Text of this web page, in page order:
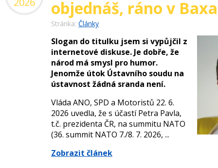
objednáš, ráno v
Stránka: Články
Slogan do titulku jsem si vypůjčil z
internetové diskuse. Je dobře, že
národ má smysl pro humor.
Jenomže útok Ústavního soudu na
ústavnost žádná sranda není.
Vláda ANO, SPD a Motoristů 22. 6.
2026 uvedla, že s účastí Petra Pavla,
t.č. prezidenta ČR, na summitu NATO
(36. summit NATO 7./8. 7. 2026, ...
Zobrazit článek